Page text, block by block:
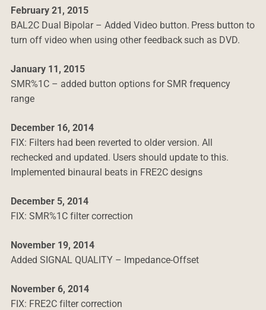
February 21, 2015
BAL2C Dual Bipolar – Added Video button. Press button to
turn off video when using other feedback such as DVD.
January 11, 2015
SMR%1C – added button options for SMR frequency
range
December 16, 2014
FIX: Filters had been reverted to older version. All
rechecked and updated. Users should update to this.
Implemented binaural beats in FRE2C designs
December 5, 2014
FIX: SMR%1C filter correction
November 19, 2014
Added SIGNAL QUALITY – Impedance-Offset
November 6, 2014
FIX: FRE2C filter correction